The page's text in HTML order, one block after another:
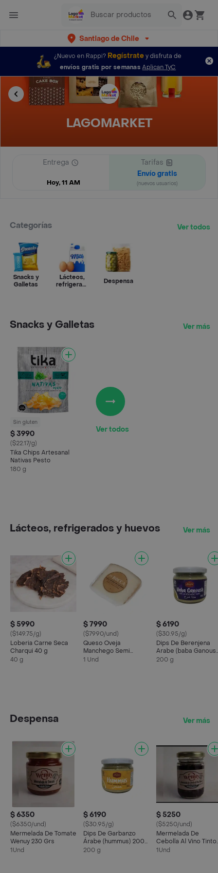
Santiago de Chile
¿Nuevo en Rappi? Regístratey disfruta de
envíos gratis por semanas Aplican TyC
LAGOMARKET
Entrega
Hoy, 11 AM
Tarifas
Envío gratis
(nuevos usuarios)
Categorías Ver todos
Snacks y
Galletas
Lácteos,
refrigerados
Despensa
Snacks y Galletas Ver más
Sin gluten
$ 3990
($22.17/g)
Tika Chips Artesanal
Nativas Pesto
180 g
Ver todos
Lácteos, refrigerados y huevos Ver más
$ 5990
($149.75/g)
Loberia Carne Seca
Charqui 40 g
40 g
$ 7990
($7990/und)
Queso Oveja
Manchego Semi
Madurado
1 Und
$ 6190
($30.95/g)
Dips De Berenjena
Arabe (baba
200 Grs
200 g
Despensa Ver más
$ 6350
($6350/und)
Mermelada De Tomate
Wenuy 230 Grs
1Und
$ 6190
($30.95/g)
Dips De Garbanzo
Árabe (hummus) 200
Grs
200 g
$ 5250
($5250/und)
Mermelada De
Cebolla Al Vino Tinto
Wenuy 160 Grs
1Und